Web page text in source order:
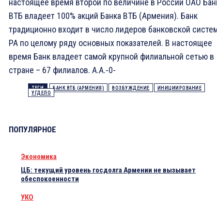
настоящее время второй по величине в России ОАО
ВТБ владеет 100% акций Банка ВТБ (Армения). Банк
традиционно входит в число лидеров банковской
РА по целому ряду основных показателей. В настоящее
время Банк владеет самой крупной филиальной сетью в
стране – 67 филиалов. А.А.-0-
ТЕГИ БАНК ВТБ (АРМЕНИЯ) ВОЗБУЖДЕНИЕ
ИНИЦИИРОВАНИЕ
УГДЕЛО
ПОПУЛЯРНОЕ
Экономика
ЦБ: текущий уровень госдолга Армении не вызывает
обеспокоенности
УКО